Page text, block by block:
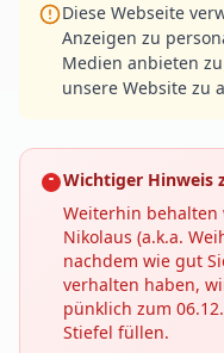
Diese Webseite
Anzeigen zu
Medien anbieten
unsere Website zu
Wichtiger Hinweis
Weiterhin behalten
Nikolaus (a.k.a.
nachdem wie gut
verhalten haben,
pünklich zum
Stiefel füllen.